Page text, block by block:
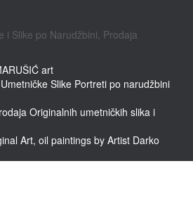
i Slike po Narudžbini, Prodaja
art
Slike Portreti po narudžbini
Originalnih umetničkih slika i
Art, oil paintings by Artist Darko